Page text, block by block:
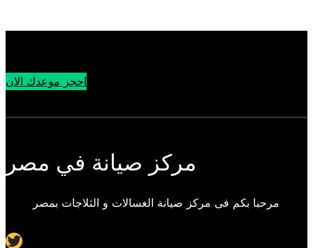
احجز موعدك الان
مركز صيانة في مصر
مرحبا بكم فى مركز صيانة الغسالات و الثلاجات بمصر
Twitter